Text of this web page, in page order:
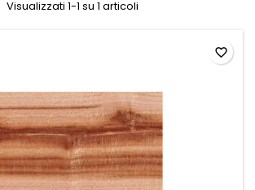
Visualizzati 1-1 su 1 articoli
favorite_border